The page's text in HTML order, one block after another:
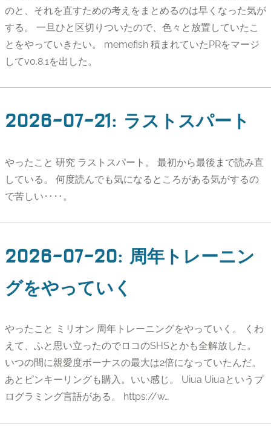
のと、それを直すための考えをまとめるのは早くなった気が
する。 一旦ひと区切りついたので、色々と放置していたこ
とをやっていきたい。 memefish 積まれていたPRをマージ
してv0.8.1を出した。
2026-07-21: ラストスパート
やったこと 研究 ラストスパート。 最初から最後まで読み直
している。 何度読んでも気になるところがある気がするの
で苦しい‥‥。
2026-07-20: 周年トレーニン
グをやっていく
やったこと ミリオン 周年トレーニングをやっていく。 くわ
えて、ふと思い立ったのでロコのSHSとかも全解放した。
いつの間に親愛度ボーナスの最大は2倍になっていたんだ。
あとピンキーリングも購入。いい感じ。 Uiua Uiuaというプ
ログラミング言語がある。 https://w…